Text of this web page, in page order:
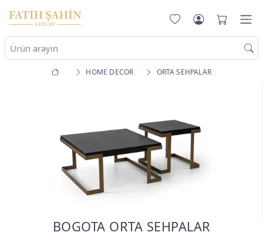
HOME DECOR ORTA SEHPALAR
BOGOTA ORTA SEHPALAR